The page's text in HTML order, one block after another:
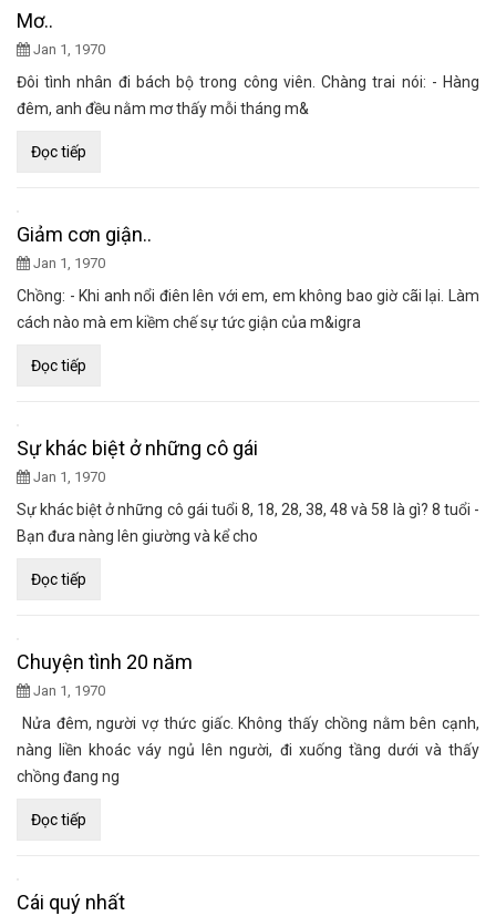
Mơ..
Jan 1, 1970
Đôi tình nhân đi bách bộ trong công viên. Chàng trai nói: - Hàng
đêm, anh đều nằm mơ thấy mỗi tháng m&
Đọc tiếp
Giảm cơn giận..
Jan 1, 1970
Chồng: - Khi anh nổi điên lên với em, em không bao giờ cãi lại. Làm
cách nào mà em kiềm chế sự tức giận của m&igra
Đọc tiếp
Sự khác biệt ở những cô gái
Jan 1, 1970
Sự khác biệt ở những cô gái tuổi 8, 18, 28, 38, 48 và 58 là gì? 8 tuổi -
Bạn đưa nàng lên giường và kể cho
Đọc tiếp
Chuyện tình 20 năm
Jan 1, 1970
Nửa đêm, người vợ thức giấc. Không thấy chồng nằm bên cạnh,
nàng liền khoác váy ngủ lên người, đi xuống tầng dưới và thấy
chồng đang ng
Đọc tiếp
Cái quý nhất